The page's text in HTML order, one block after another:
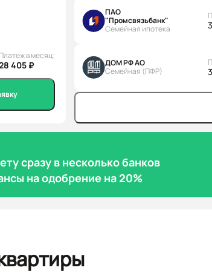
Платеж в месяц:
405 ₽
ПАО
"Промсвязьбанк"
Семейная ипотека
ДОМ РФ АО
Семейная (ПФР)
сразу в несколько банков
на одобрение на 20%